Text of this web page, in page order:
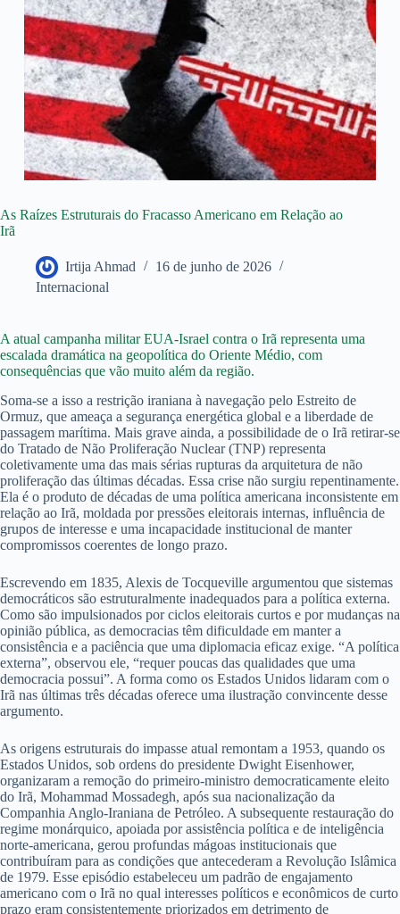
As Raízes Estruturais do Fracasso Americano em Relação ao
Irã
Irtija Ahmad
16 de junho de 2026
Internacional
A atual campanha militar EUA-Israel contra o Irã representa uma
escalada dramática na geopolítica do Oriente Médio, com
consequências que vão muito além da região.
Soma-se a isso a restrição iraniana à navegação pelo Estreito de
Ormuz, que ameaça a segurança energética global e a liberdade de
passagem marítima. Mais grave ainda, a possibilidade de o Irã retirar-se
do Tratado de Não Proliferação Nuclear (TNP) representa
coletivamente uma das mais sérias rupturas da arquitetura de não
proliferação das últimas décadas. Essa crise não surgiu repentinamente.
Ela é o produto de décadas de uma política americana inconsistente em
relação ao Irã, moldada por pressões eleitorais internas, influência de
grupos de interesse e uma incapacidade institucional de manter
compromissos coerentes de longo prazo.
Escrevendo em 1835, Alexis de Tocqueville argumentou que sistemas
democráticos são estruturalmente inadequados para a política externa.
Como são impulsionados por ciclos eleitorais curtos e por mudanças na
opinião pública, as democracias têm dificuldade em manter a
consistência e a paciência que uma diplomacia eficaz exige. “A política
externa”, observou ele, “requer poucas das qualidades que uma
democracia possui”. A forma como os Estados Unidos lidaram com o
Irã nas últimas três décadas oferece uma ilustração convincente desse
argumento.
As origens estruturais do impasse atual remontam a 1953, quando os
Estados Unidos, sob ordens do presidente Dwight Eisenhower,
organizaram a remoção do primeiro-ministro democraticamente eleito
do Irã, Mohammad Mossadegh, após sua nacionalização da
Companhia Anglo-Iraniana de Petróleo. A subsequente restauração do
regime monárquico, apoiada por assistência política e de inteligência
norte-americana, gerou profundas mágoas institucionais que
contribuíram para as condições que antecederam a Revolução Islâmica
de 1979. Esse episódio estabeleceu um padrão de engajamento
americano com o Irã no qual interesses políticos e econômicos de curto
prazo eram consistentemente priorizados em detrimento de